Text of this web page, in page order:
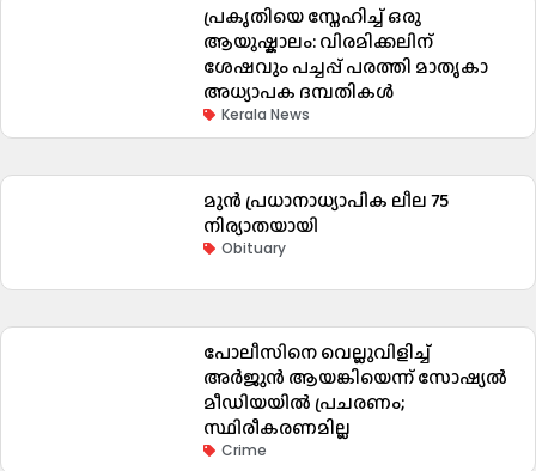
പ്രകൃതിയെ സ്നേഹിച്ച് ഒരു
ആയുഷ്കാലം: വിരമിക്കലിന്
ശേഷവും പച്ചപ്പ് പരത്തി മാതൃകാ
അധ്യാപക ദമ്പതികൾ
Kerala News
മുൻ പ്രധാനാധ്യാപിക ലീല 75
നിര്യാതയായി
Obituary
പോലീസിനെ വെല്ലുവിളിച്ച്
അർജുൻ ആയങ്കിയെന്ന് സോഷ്യൽ
മീഡിയയിൽ പ്രചരണം;
സ്ഥിരീകരണമില്ല
Crime